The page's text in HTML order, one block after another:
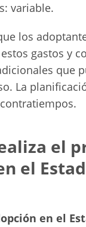
variable.
los
gastos y
que
La
el
el
en el